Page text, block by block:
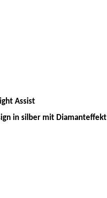
Assist
in silber mit Diamanteffekt